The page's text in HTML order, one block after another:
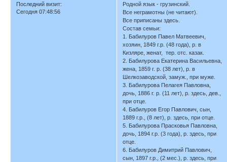
Последний визит:
Сегодня 07:48:56
Родной язык - грузинский.
Все неграмотны (не читают).
Все приписаны здесь.
Состав семьи:
1. Бабилуров Павел Матвеевич,
хозяин, 1849 г.р. (48 года), р. в
Кизляре, женат, тер. отс. казак.
2. Бабилурова Екатерина Васильевна,
жена, 1859 г. р. (38 лет), р. в
Шелкозаводской, замуж., при муже.
3. Бабилурова Пелагея Павловна,
дочь, 1886 г. р. (11 лет), р. здесь, дев.,
при отце.
4. Бабилуров Егор Павлович, сын,
1889 г.р., (8 лет), р. здесь, при отце.
5. Бабилурова Прасковья Павловна,
дочь, 1894 г.р. (3 года), р. здесь, при
отце.
6. Бабилуров Димитрий Павлович,
сын, 1897 г.р., (2 мес.), р. здесь, при